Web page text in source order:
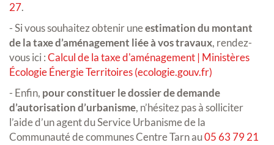
27.
- Si vous souhaitez obtenir uneestimation du montant
de la taxe d’aménagement liée à vos travaux, rendez-
vous ici :Calcul de la taxe d'aménagement | Ministères
Écologie Énergie Territoires (ecologie.gouv.fr)
- Enfin, pour constituer le dossier de demande
d’autorisation d’urbanisme, n’hésitez pas à solliciter
l’aide d’un agent du Service Urbanisme de la
Communauté de communes Centre Tarn au05 63 79 21